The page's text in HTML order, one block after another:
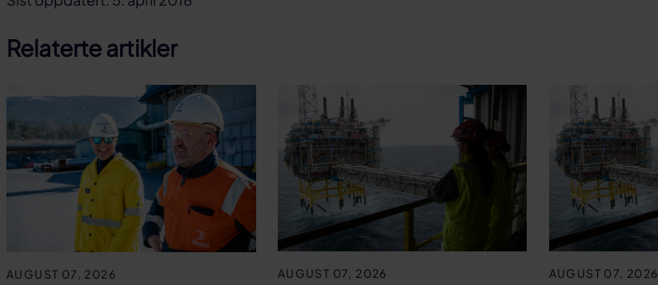
facebook
linkedin
Relaterte artikler
AUGUST 07, 2026 AUGUST 07, 2026 AUGUST 07, 2026